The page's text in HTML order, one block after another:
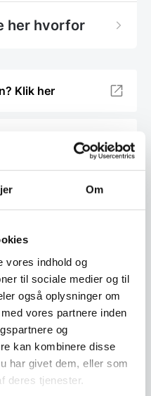
Om
vores indhold og
til sociale medier og til
også oplysninger om
vores partnere inden
og
kan kombinere disse
har givet dem, eller som
deres tjenester.
her hvorfor
Klik her
Gorms
serveringsbræt/skærrebræt